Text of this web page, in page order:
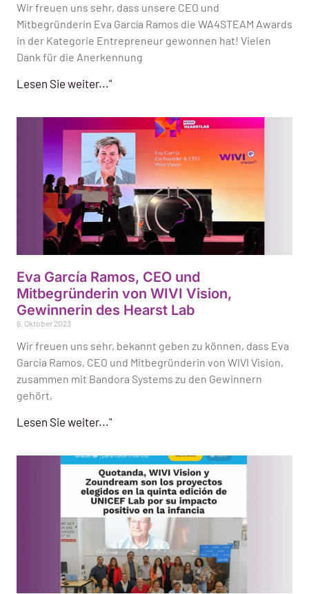
Wir freuen uns sehr, dass unsere CEO und
Mitbegründerin Eva García Ramos die WA4STEAM Awards
in der Kategorie Entrepreneur gewonnen hat! Vielen
Dank für die Anerkennung
Lesen Sie weiter..."
Eva García Ramos, CEO und
Mitbegründerin von WIVI Vision,
Gewinnerin des Hearst Lab
6. Oktober 2023
Wir freuen uns sehr, bekannt geben zu können, dass Eva
Garcia Ramos, CEO und Mitbegründerin von WIVI Vision,
zusammen mit Bandora Systems zu den Gewinnern
gehört,
Lesen Sie weiter..."